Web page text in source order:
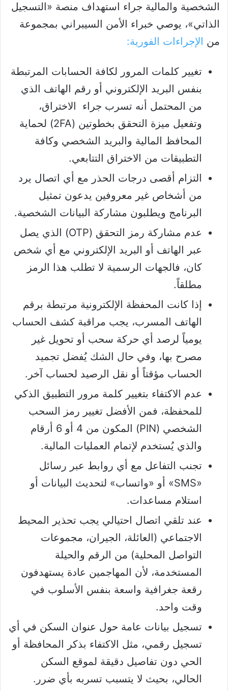
الشخصية والمالية جراء استهداف منصة «التسجيل
الذاتي»، يوصي خبراء الأمن السيبراني بمجموعة
من الإجراءات الفورية:
تغيير كلمات المرور لكافة الحسابات المرتبطة
بنفس البريد الإلكتروني أو رقم الهاتف الذي
من المحتمل أنه تسرب جراء الاختراق،
وتفعيل ميزة التحقق بخطوتين (2FA) لحماية
المحافظ المالية والبريد الشخصي وكافة
التطبيقات من الاختراق التتابعي.
التزام أقصى درجات الحذر مع أي اتصال يرد
من أشخاص غير معروفين يدعون تمثيل
البرنامج ويطلبون مشاركة البيانات الشخصية.
عدم مشاركة رمز التحقق (OTP) الذي يصل
عبر الهاتف أو البريد الإلكتروني مع أي شخص
كان، فالجهات الرسمية لا تطلب هذا الرمز
مطلقاً.
إذا كانت المحفظة الإلكترونية مرتبطة برقم
الهاتف المسرب، يجب مراقبة كشف الحساب
يومياً لرصد أي حركة سحب أو تحويل غير
مصرح بها، وفي حال الشك يُفضل تجميد
الحساب مؤقتاً أو نقل الرصيد لحساب آخر.
عدم الاكتفاء بتغيير كلمة مرور التطبيق الذكي
للمحفظة، فمن الأفضل تغيير رمز السحب
الشخصي (PIN) المكون من 4 أو 6 أرقام
والذي يُستخدم لإتمام العمليات المالية.
تجنب التفاعل مع أي روابط عبر رسائل
«SMS» أو «واتساب» لتحديث البيانات أو
استلام مساعدات.
عند تلقي اتصال احتيالي يجب تحذير المحيط
الاجتماعي (العائلة، الجيران، مجموعات
التواصل المحلية) من الرقم والحيلة
المستخدمة، لأن المهاجمين عادة يستهدفون
رقعة جغرافية واسعة بنفس الأسلوب في
وقت واحد.
تسجيل بيانات عامة حول عنوان السكن في أي
تسجيل رقمي، مثل الاكتفاء بذكر المحافظة أو
الحي دون تفاصيل دقيقة لموقع السكن
الحالي، بحيث لا يتسبب تسربه بأي ضرر.